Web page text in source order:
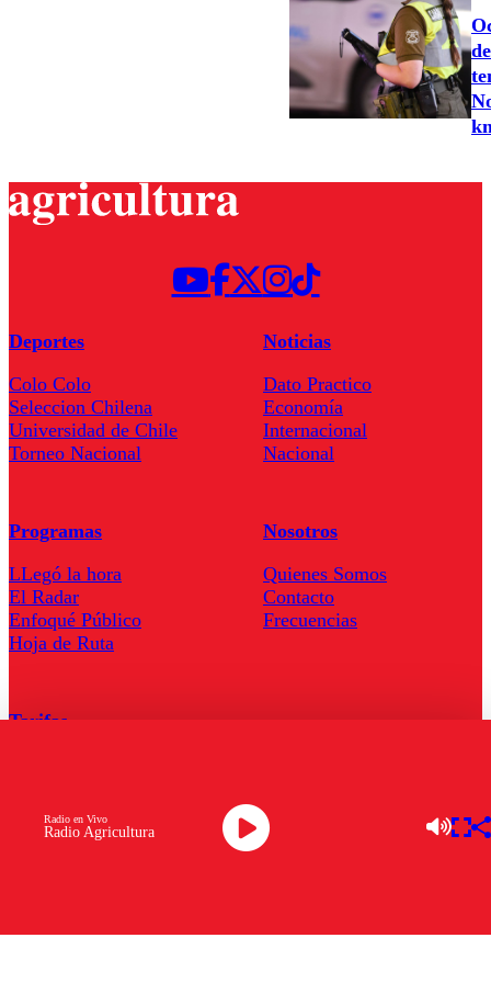
Radio Agricultura
Radio en Vivo
Deportes
Colo Colo
Seleccion Chilena
Universidad de Chile
Torneo Nacional
Noticias
Dato Practico
Economía
Internacional
Nacional
Programas
LLegó la hora
El Radar
Enfoqué Público
Hoja de Ruta
Nosotros
Quienes Somos
Contacto
Frecuencias
Tarifas
Descarga la APP